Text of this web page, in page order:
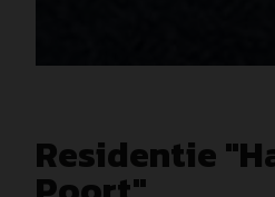
Residentie